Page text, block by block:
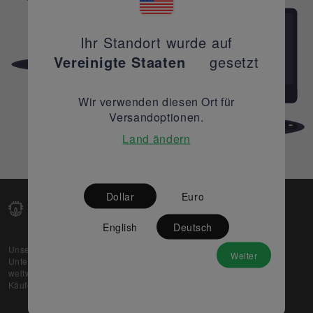
Unsere Web-Plattform unterstützt OEM- und EMS-
Unternehmen dabei, ihre überschüssigen Lagerbestände
weltweit zu verkaufen und gleichzeitig den potenziellen
Käufern beste Preise und Qualität zu bieten.
Partner
Ihr Standort wurde auf
Vereinigte Staaten
gesetzt
Wir verwenden diesen Ort für
Versandoptionen.
Land ändern
Dollar Euro
English Deutsch
Weiter